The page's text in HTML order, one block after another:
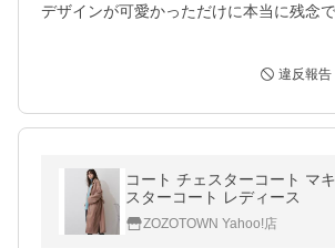
デザインが可愛かっただけに本当に残念で
違反報告
コート チェスターコート マ
スターコート レディース
ZOZOTOWN Yahoo!店